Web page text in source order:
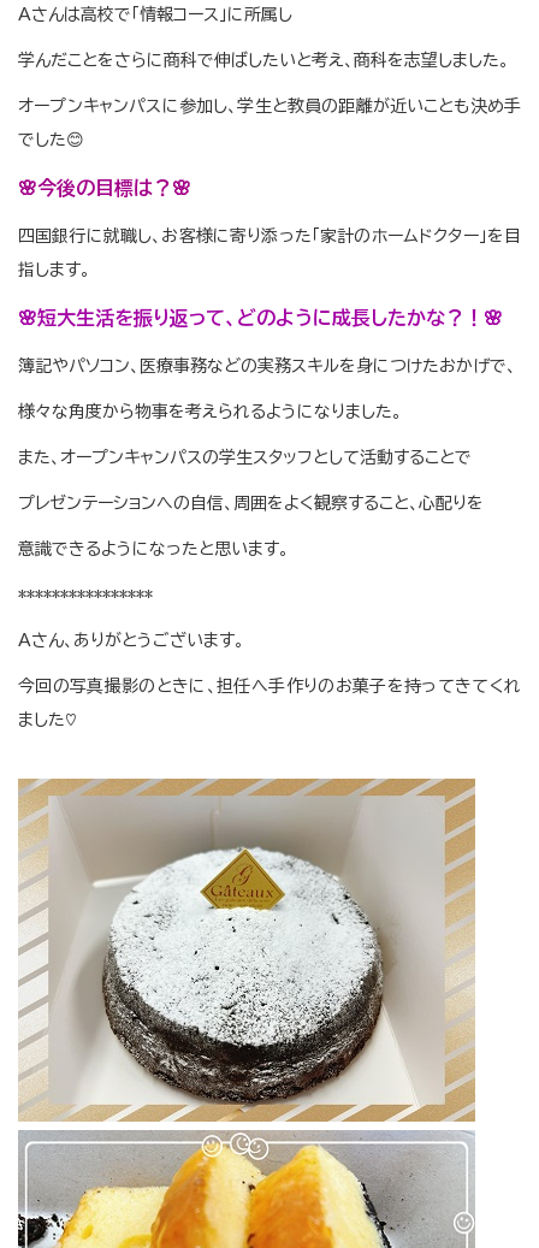
Aさんは高校で「情報コース」に所属し
学んだことをさらに商科で伸ばしたいと考え、商科を志望しました。
オープンキャンパスに参加し、学生と教員の距離が近いことも決め手
でした😊
🌸今後の目標は？🌸
四国銀行に就職し、お客様に寄り添った「家計のホームドクター」を目
指します。
🌸短大生活を振り返って、どのように成長したかな？！🌸
簿記やパソコン、医療事務などの実務スキルを身につけたおかげで、
様々な角度から物事を考えられるようになりました。
また、オープンキャンパスの学生スタッフとして活動することで
プレゼンテーションへの自信、周囲をよく観察すること、心配りを
意識できるようになったと思います。
****************
Aさん、ありがとうございます。
今回の写真撮影のときに、担任へ手作りのお菓子を持ってきてくれ
ました♡